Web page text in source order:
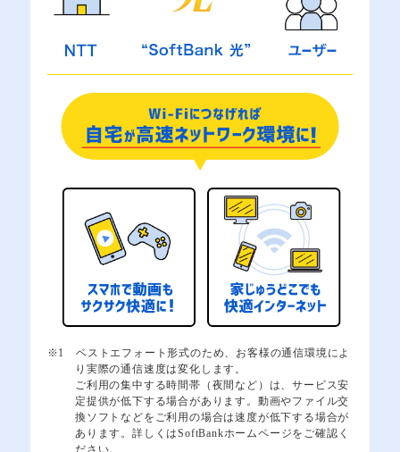
※1 ベストエフォート形式のため、お客様の通信環境によ
り実際の通信速度は変化します。
ご利用の集中する時間帯（夜間など）は、サービス安
定提供が低下する場合があります。動画やファイル交
換ソフトなどをご利用の場合は速度が低下する場合が
あります。詳しくはSoftBankホームページをご確認く
ださい。